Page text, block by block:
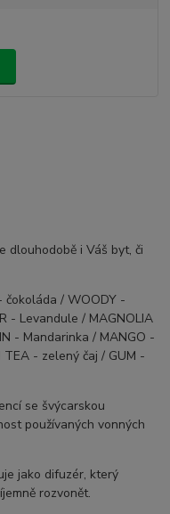
dlouhodobě i Váš byt, či
čokoláda / WOODY -
- Levandule / MAGNOLIA
- Mandarinka / MANGO -
TEA - zelený čaj / GUM -
se švýcarskou
používaných vonných
jako difuzér, který
rozvonět.